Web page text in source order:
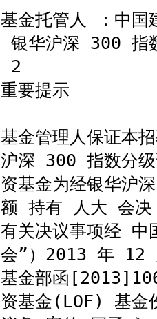
基金托管人 ：中
重要提示
基金管理人保证本
沪深 300 指数分级
资基金为经银华沪
额 持有 人大 会
有关决议事项经 中
会”）2013 年 12
基金部函
资基金(LOF) 基金